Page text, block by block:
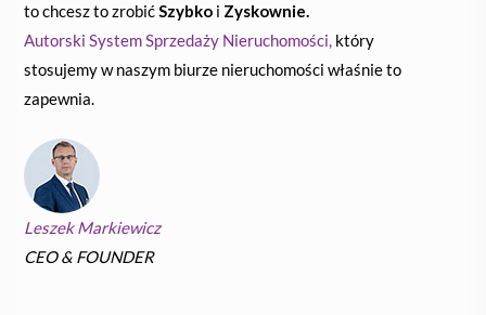
to chcesz to zrobićSzybko i Zyskownie.
Autorski System Sprzedaży Nieruchomości, który
stosujemy w naszym biurze nieruchomości właśnie to
zapewnia.
Leszek Markiewicz
CEO & FOUNDER